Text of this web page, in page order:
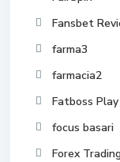
Fansbet
farma3
farmacia2
Fatboss
focus basari
Forex Trading